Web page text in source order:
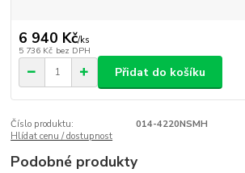
6 940 Kč/ks
5 736 Kč bez DPH
Přidat do košíku
Číslo produktu:
014-4220NSMH
Hlídat cenu / dostupnost
Podobné produkty